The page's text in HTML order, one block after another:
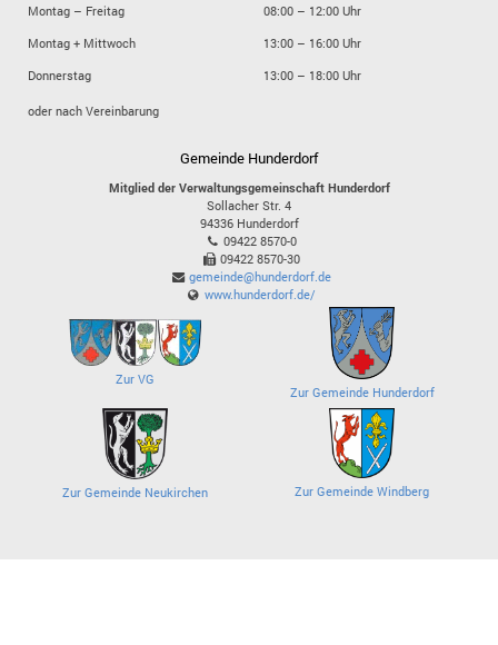
Montag – Freitag
08:00 – 12:00 Uhr
Montag + Mittwoch
13:00 – 16:00 Uhr
Donnerstag
13:00 – 18:00 Uhr
oder nach Vereinbarung
Gemeinde Hunderdorf
Mitglied der Verwaltungsgemeinschaft Hunderdorf
Sollacher Str. 4
94336 Hunderdorf
09422 8570-0
09422 8570-30
gemeinde@hunderdorf.de
www.hunderdorf.de/
Zur VG
Zur Gemeinde Hunderdorf
Zur Gemeinde Neukirchen Zur Gemeinde Windberg